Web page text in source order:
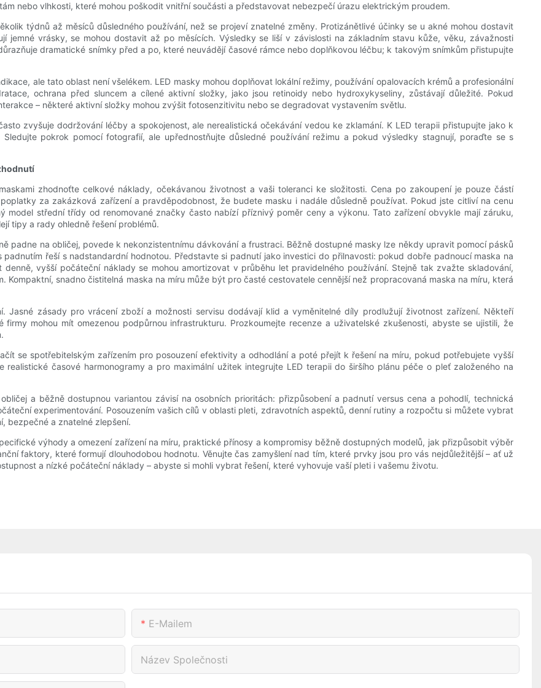
nebo vlhkosti, které mohou poškodit vnitřní součásti a představovat nebezpečí úrazu elektrickým proudem.
týdnů až měsíců důsledného používání, než se projeví znatelné změny. Protizánětlivé účinky se u akné mohou dostavit
jemné vrásky, se mohou dostavit až po měsících. Výsledky se liší v závislosti na základním stavu kůže, věku, závažnosti
dramatické snímky před a po, které neuvádějí časové rámce nebo doplňkovou léčbu; k takovým snímkům přistupujte
ale tato oblast není všelékem. LED masky mohou doplňovat lokální režimy, používání opalovacích krémů a profesionální
ochrana před sluncem a cílené aktivní složky, jako jsou retinoidy nebo hydroxykyseliny, zůstávají důležité. Pokud
– některé aktivní složky mohou zvýšit fotosenzitivitu nebo se degradovat vystavením světlu.
zvyšuje dodržování léčby a spokojenost, ale nerealistická očekávání vedou ke zklamání. K LED terapii přistupujte jako k
pokrok pomocí fotografií, ale upřednostňujte důsledné používání režimu a pokud výsledky stagnují, poraďte se s
zhodnoťte celkové náklady, očekávanou životnost a vaši toleranci ke složitosti. Cena po zakoupení je pouze částí
za zakázková zařízení a pravděpodobnost, že budete masku i nadále důsledně používat. Pokud jste citliví na cenu
model střední třídy od renomované značky často nabízí příznivý poměr ceny a výkonu. Tato zařízení obvykle mají záruku,
tipy a rady ohledně řešení problémů.
padne na obličej, povede k nekonzistentnímu dávkování a frustraci. Běžně dostupné masky lze někdy upravit pomocí pásků
řeší s nadstandardní hodnotou. Představte si padnutí jako investici do přilnavosti: pokud dobře padnoucí maska ​​na
vyšší počáteční náklady se mohou amortizovat v průběhu let pravidelného používání. Stejně tak zvažte skladování,
Kompaktní, snadno čistitelná maska ​​na míru může být pro časté cestovatele cennější než propracovaná maska ​​na míru, která
Jasné zásady pro vrácení zboží a možnosti servisu dodávají klid a vyměnitelné díly prodlužují životnost zařízení. Někteří
mohou mít omezenou podpůrnou infrastrukturu. Prozkoumejte recenze a uživatelské zkušenosti, abyste se ujistili, že
se spotřebitelským zařízením pro posouzení efektivity a odhodlání a poté přejít k řešení na míru, pokud potřebujete vyšší
časové harmonogramy a pro maximální užitek integrujte LED terapii do širšího plánu péče o pleť založeného na
a běžně dostupnou variantou závisí na osobních prioritách: přizpůsobení a padnutí versus cena a pohodlí, technická
experimentování. Posouzením vašich cílů v oblasti pleti, zdravotních aspektů, denní rutiny a rozpočtu si můžete vybrat
bezpečné a znatelné zlepšení.
výhody a omezení zařízení na míru, praktické přínosy a kompromisy běžně dostupných modelů, jak přizpůsobit výběr
faktory, které formují dlouhodobou hodnotu. Věnujte čas zamyšlení nad tím, které prvky jsou pro vás nejdůležitější – ať už
a nízké počáteční náklady – abyste si mohli vybrat řešení, které vyhovuje vaší pleti i vašemu životu.
E-Mailem
Název Společnosti